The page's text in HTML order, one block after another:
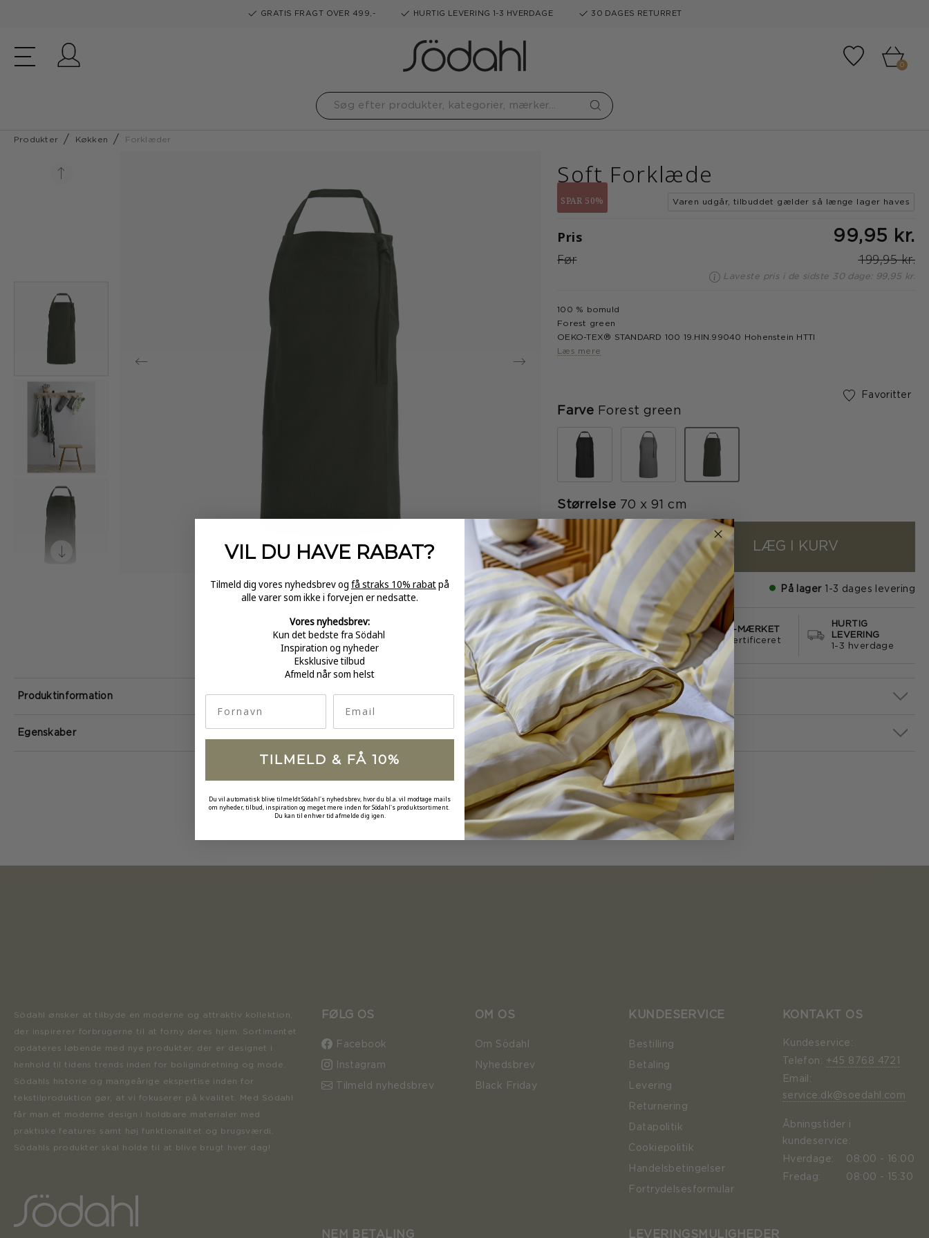
GRATIS FRAGT OVER 499,- HURTIG LEVERING 1-3 HVERDAGE 30 DAGES RETURRET
Tilføj til
0
Produkter Køkken Forklæder
Soft Forklæde
SPAR 50% Varen udgår, tilbuddet gælder så længe lager haves
Pris 99,95 kr.
Før 199,95 kr.
Laveste pris i de sidste 30 dage: 99,95 kr.
100 % bomuld
Forest green
OEKO-TEX® STANDARD 100 19.HIN.99040 Hohenstein HTTI
Læs mere
Favoritter
Farve Forest green
valgte
Størrelse 70 x 91 cm
- LÆG I KURV
På lager 1-3 dages levering
GRATIS FRAGT
over 499
E-MÆRKET
certificeret
HURTIG
LEVERING
1-3 hverdage
Egenskaber
Produktinformation
Södahl ønsker at tilbyde en moderne og attraktiv kollektion,
der inspirerer forbrugerne til at forny deres hjem. Sortimentet
opdateres løbende med nye produkter, der er designet i
henhold til tidens trends inden for boligindretning og mode.
Södahls historie og mangeårige ekspertise inden for
tekstilproduktion gør, at vi fokuserer på kvalitet. Med Södahl
får man et moderne design i holdbare materialer med
praktiske features samt høj funktionalitet og brugsværdi.
Södahls produkter skal holde til at blive brugt hver dag!
FØLG OS
Facebook
Instagram
Tilmeld nyhedsbrev
OM OS
Om Södahl
Nyhedsbrev
Black Friday
KUNDESERVICE
Bestilling
Betaling
Levering
Returnering
Datapolitik
Cookiepolitik
Handelsbetingelser
Fortrydelsesformular
KONTAKT OS
Kundeservice:
Telefon: +45 8768 4721
Email:
service.dk@soedahl.com
Åbningstider i
kundeservice:
Hverdage: 08:00 - 16:00
Fredag: 08:00 - 15:30
NEM BETALING LEVERINGSMULIGHEDER
VIL DU HAVE RABAT?
Tilmeld dig vores nyhedsbrev og få straks 10% rabatpå
alle varer som ikke i forvejen er nedsatte.
Vores nyhedsbrev:
Kun det bedste fra Södahl
Inspiration og nyheder
Eksklusive tilbud
Afmeld når som helst
TILMELD & FÅ 10%
Du vil automatisk blive tilmeldt Södahl's nyhedsbrev, hvor du bl.a. vil modtage mails
om nyheder, tilbud, inspiration og meget mere inden for Södahl's produktsortiment.
Du kan til enhver tid afmelde dig igen.